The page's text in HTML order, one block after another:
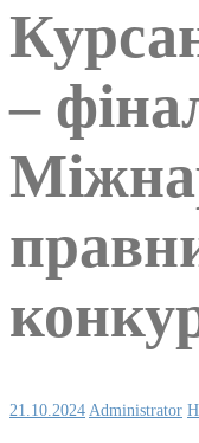
–
21.10.2024 Administrator